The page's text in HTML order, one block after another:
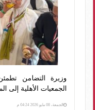
وزيرة التضامن
الجمعيات الأهلية إلى
الجمعة، 08 مايو 2026 04:24 م